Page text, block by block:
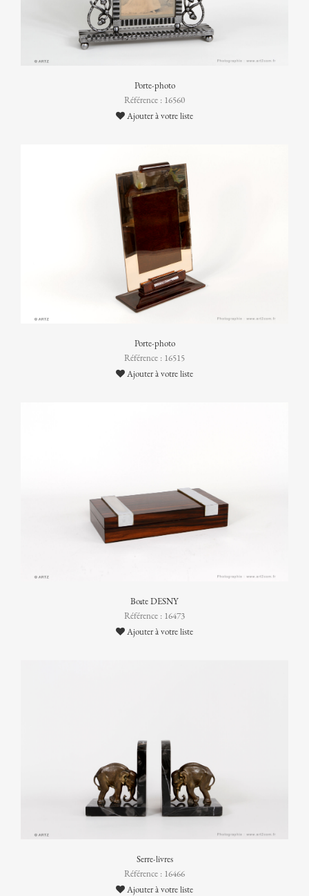
Porte-photo
Référence : 16560
Ajouter à votre liste
Porte-photo
Référence : 16515
Ajouter à votre liste
Boîte DESNY
Référence : 16473
Ajouter à votre liste
Serre-livres
Référence : 16466
Ajouter à votre liste